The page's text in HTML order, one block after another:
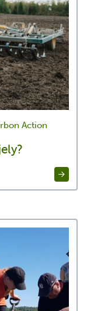
Action